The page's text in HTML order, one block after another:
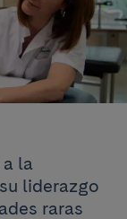
la
liderazgo
raras